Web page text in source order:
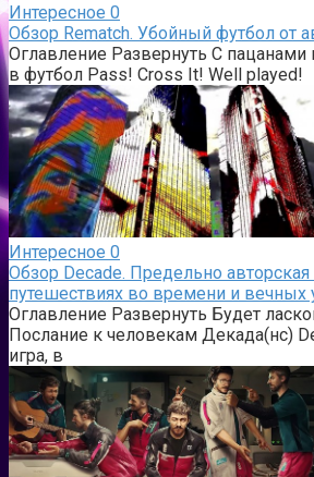
Интересное 0
Обзор Rematch. Убойный футбол от
Оглавление Развернуть С пацанами
в футбол Pass! Cross It! Well played!
Интересное 0
Обзор Decade. Предельно авторская
путешествиях во времени и вечных
Оглавление Развернуть Будет
Послание к человекам Декада(нс)
игра, в